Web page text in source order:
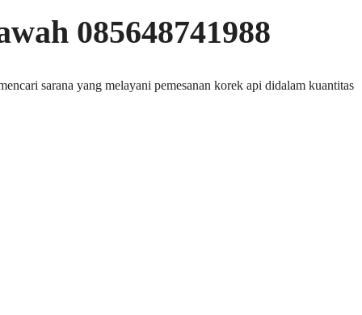
085648741988
sarana yang melayani pemesanan korek api didalam kuantitas